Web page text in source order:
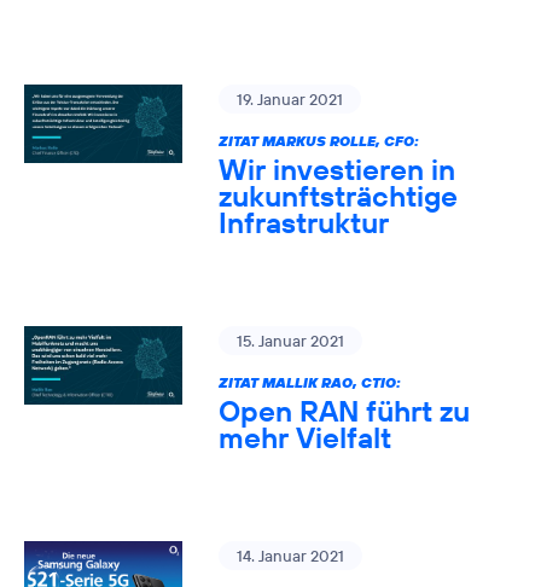
19. Januar 2021
ZITAT MARKUS ROLLE, CFO:
Wir investieren in
zukunftsträchtige
Infrastruktur
15. Januar 2021
ZITAT MALLIK RAO, CTIO:
Open RAN führt zu
mehr Vielfalt
14. Januar 2021